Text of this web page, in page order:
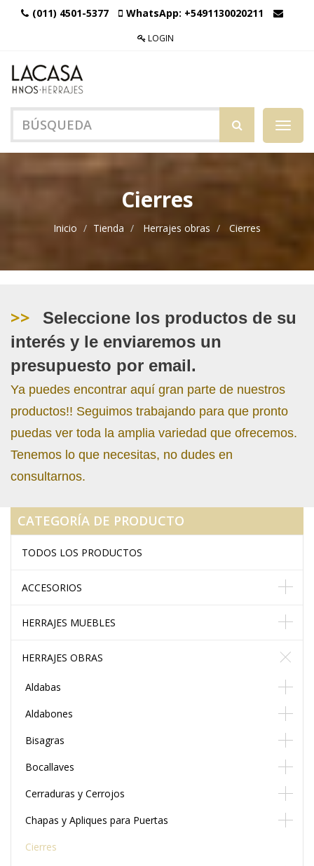
(011) 4501-5377 WhatsApp: +5491130020211
LOGIN
Menú
de
Cierres
Inicio Tienda Herrajes obras Cierres
>>
Seleccione los productos de su
interés y le enviaremos un
presupuesto por email.
Ya puedes encontrar aquí gran parte de nuestros
productos!! Seguimos trabajando para que pronto
puedas ver toda la amplia variedad que ofrecemos.
Tenemos lo que necesitas, no dudes en
consultarnos.
CATEGORÍA DE PRODUCTO
TODOS LOS PRODUCTOS
ACCESORIOS
HERRAJES MUEBLES
HERRAJES OBRAS
Aldabas
Aldabones
Bisagras
Bocallaves
Cerraduras y Cerrojos
Chapas y Apliques para Puertas
Cierres